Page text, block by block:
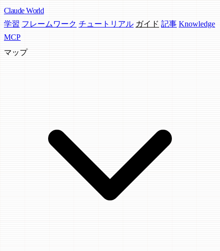
Claude World
学習 フレームワーク チュートリアル ガイド 記事 Knowledge
MCP
マップ